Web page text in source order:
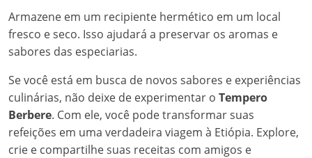
Armazene em um recipiente hermético em um local
fresco e seco. Isso ajudará a preservar os aromas e
sabores das especiarias.
Se você está em busca de novos sabores e experiências
culinárias, não deixe de experimentar o Tempero
Berbere. Com ele, você pode transformar suas
refeições em uma verdadeira viagem à Etiópia. Explore,
crie e compartilhe suas receitas com amigos e